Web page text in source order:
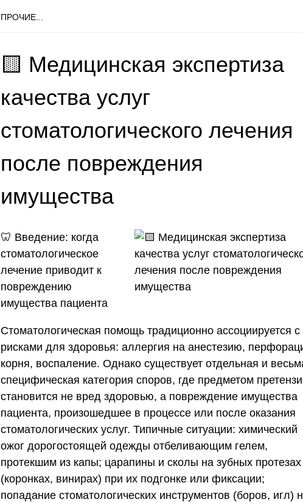
ПРОЧИЕ...
🟨 Медицинская экспертиза
качества услуг
стоматологического лечения
после повреждения
имущества
🦷 Введение: когда
стоматологическое
лечение приводит к
повреждению
имущества пациента
Стоматологическая помощь традиционно ассоциируется с
рисками для здоровья: аллергия на анестезию,
корня, воспаление. Однако существует отдельная и
специфическая категория споров, где предметом
становится не вред здоровью, а повреждение имущества
пациента, произошедшее в процессе или после оказания
стоматологических услуг. Типичные ситуации: химический
ожог дорогостоящей одежды отбеливающим гелем,
протекшим из капы; царапины и сколы на зубных протезах
(коронках, винирах) при их подгонке или фиксации;
попадание стоматологических инструментов (боров, игл)